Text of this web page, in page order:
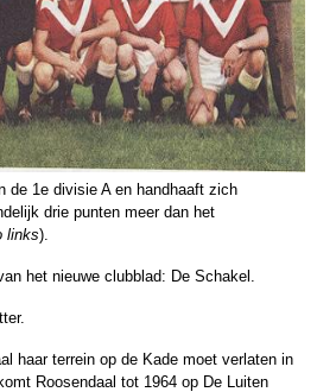
de 1e divisie A en handhaaft zich
drie punten meer dan het
links).
het nieuwe clubblad: De Schakel.
haar terrein op de Kade moet verlaten in
Roosendaal tot 1964 op De Luiten